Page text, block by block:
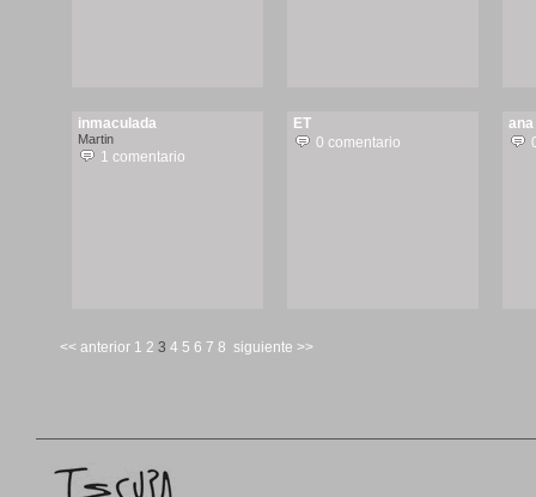
inmaculada
Martin
1 comentario
ET
0 comentario
ana
<< anterior 1 2 3 4 5 6 7 8 siguiente >>